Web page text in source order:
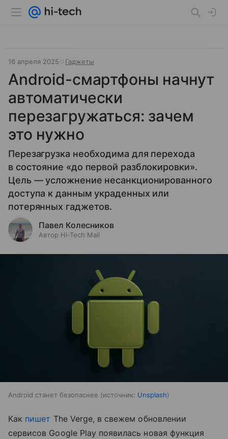
16 апреля 2025 Гаджеты
Android-смартфоны начнут
автоматически
перезагружаться: зачем
это нужно
Перезагрузка необходима для перехода
в состояние «до первой разблокировки».
Цель — усложнение несанкционированного
доступа к данным украденных или
потерянных гаджетов.
Павел Колесников
Автор Hi-Tech Mail
Android станет безопаснее источник: Unsplash
Как пишет The Verge, в свежем обновлении
сервисов Google Play появилась новая функция